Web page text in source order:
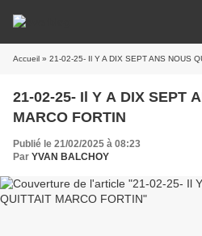
Accueil » 21-02-25- Il Y A DIX SEPT ANS NOUS
21-02-25- Il Y A DIX SEPT ANS NOUS QUITTAIT
MARCO FORTIN
Publié le 21/02/2025 à 08:23
Par YVAN BALCHOY